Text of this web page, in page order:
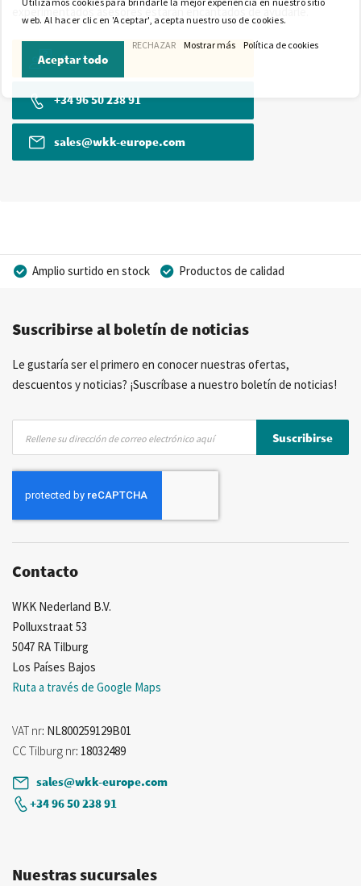
experimentados asesores estarán encantados de ayudarle.
Contacto
+34 96 50 238 91
sales@wkk-europe.com
Amplio surtido en stock
Productos de calidad
Asesoramiento personal
Más de 40 años de experiencia
Posibilidad de crear marca privada
Suscribirse al boletín de noticias
Le gustaría ser el primero en conocer nuestras ofertas,
descuentos y noticias? ¡Suscríbase a nuestro boletín de noticias!
nuestro
boletín
Suscribirse
Contacto
WKK Nederland B.V.
Polluxstraat 53
5047 RA Tilburg
Los Países Bajos
Ruta a través de Google Maps
VAT nr: NL800259129B01
CC Tilburg nr: 18032489
sales@wkk-europe.com
+34 96 50 238 91
Nuestras sucursales
web. Al hacer clic en 'Aceptar', acepta nuestro uso de cookies.
Aceptar todo
RECHAZAR Mostrar más Política de cookies